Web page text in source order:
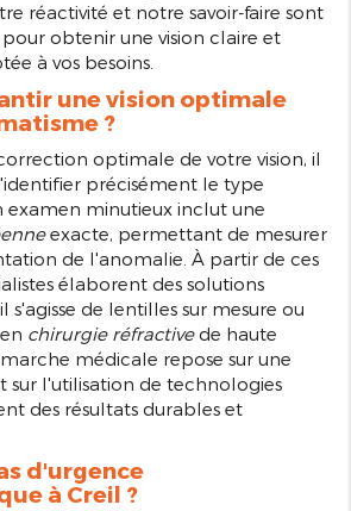
réactivité et notre savoir-faire sont
obtenir une vision claire et
à vos besoins.
une vision optimale
?
optimale de votre vision, il
précisément le type
examen minutieux inclut une
exacte, permettant de mesurer
de l'anomalie. À partir de ces
élaborent des solutions
s'agisse de lentilles sur mesure ou
chirurgie réfractivede haute
médicale repose sur une
sur l'utilisation de technologies
des résultats durables et
d'urgence
à Creil ?